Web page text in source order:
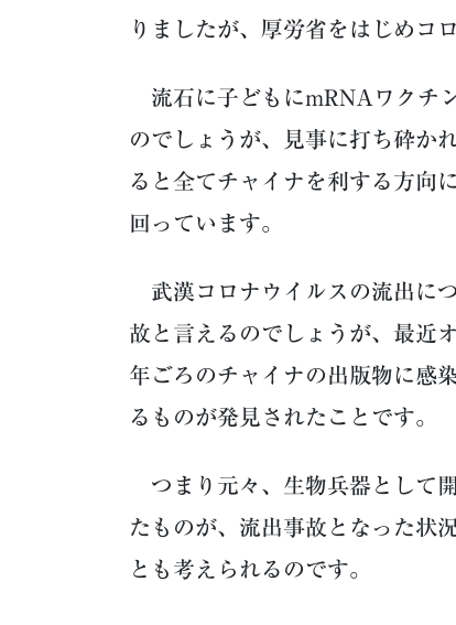
りましたが、厚労省をはじめコ
流石に子どもにmRNAワクチ
のでしょうが、見事に打ち砕か
ると全てチャイナを利する方向
回っています。
武漢コロナウイルスの流出に
故と言えるのでしょうが、最近
年ごろのチャイナの出版物に感
るものが発見されたことです。
つまり元々、生物兵器として
たものが、流出事故となった状
とも考えられるのです。